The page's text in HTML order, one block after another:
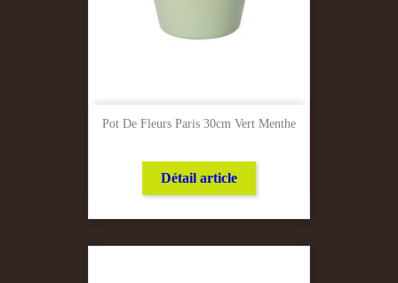
Pot De Fleurs Paris 30cm Vert Menthe
Détail article